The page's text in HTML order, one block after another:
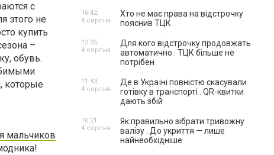
с
этого не
купить
–
обувь.
которые
мальчиков
Хто не має права на відстрочку
пояснив ТЦК
16:42,
4 серпня
Для кого відстрочку продовжать
автоматично . ТЦК більше не
потрібен
12:35,
4 серпня
Де в Україні повністю скасували
готівку в транспорті . QR-квитки
дають збій
11:43,
4 серпня
Як правильно зібрати тривожну
валізу . До укриття — лише
найнеобхідніше
10:21,
4 серпня